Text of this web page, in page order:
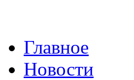
Главное
Новости